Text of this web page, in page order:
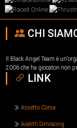
CHI
Il Black Angel Team è
2006 che ha giocatori non
LINK
Assetto Corsa
Acelith Simracing